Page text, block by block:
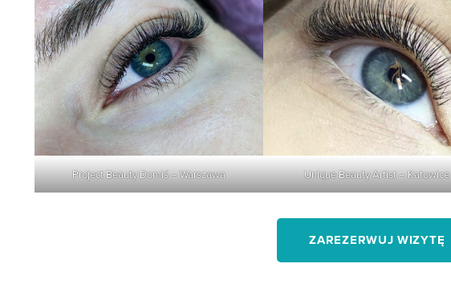
Project Beauty Domiś – Warszawa Unique Beauty Artist – Katowice
ZAREZERWUJ WIZYTĘ